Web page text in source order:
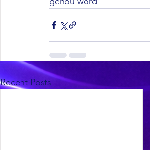
Recent Posts